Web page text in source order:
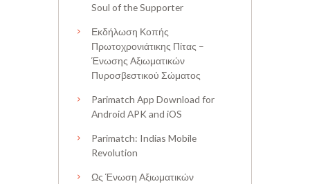
Soul of the Supporter
Εκδήλωση Κοπής
Πρωτοχρονιάτικης Πίτας –
Ένωσης Αξιωματικών
Πυροσβεστικού Σώματος
Parimatch App Download for
Android APK and iOS
Parimatch: Indias Mobile
Revolution
Ως Ένωση Αξιωματικών